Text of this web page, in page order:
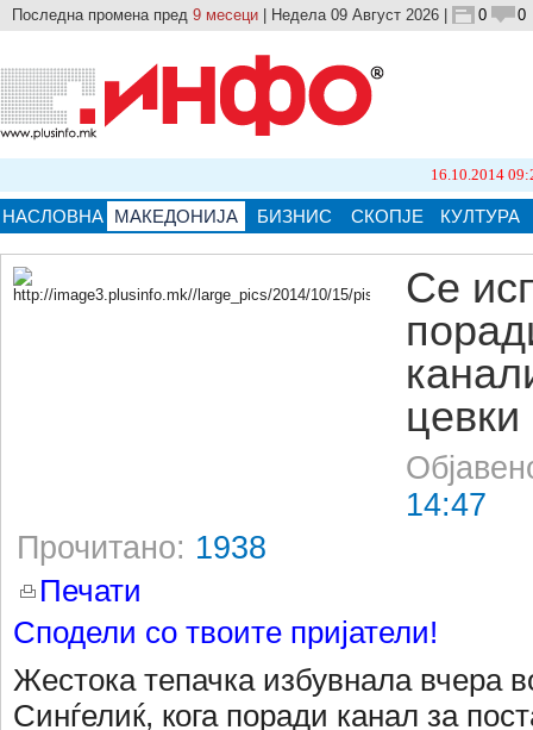
Последна промена пред 9 месеци | Недела 09 Август 2026 | 0 0
16.10.2014 09:21
НАСЛОВНА МАКЕДОНИЈА БИЗНИС СКОПЈЕ КУЛТУРА
Се
цевки
14:47
Прочитано: 1938
Печати
Сподели со твоите пријатели!
Жестока тепачка избувнала вчера
Синѓелиќ, кога поради канал за